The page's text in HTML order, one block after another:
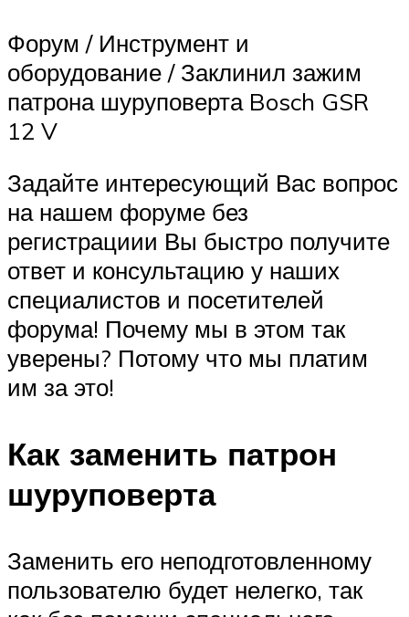
Форум / Инструмент и
оборудование / Заклинил зажим
патрона шуруповерта Bosch GSR
12 V
Задайте интересующий Вас вопрос
на нашем форуме без
регистрациии Вы быстро получите
ответ и консультацию у наших
специалистов и посетителей
форума! Почему мы в этом так
уверены? Потому что мы платим
им за это!
Как заменить патрон
шуруповерта
Заменить его неподготовленному
пользователю будет нелегко, так